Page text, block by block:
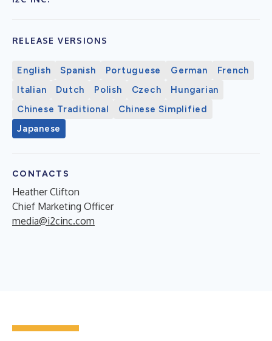
RELEASE VERSIONS
English Spanish Portuguese German
French
Italian
Dutch Polish Czech
Hungarian
Chinese Traditional
Chinese Simplified
Japanese
CONTACTS
Heather Clifton
Chief Marketing Officer
media@i2cinc.com